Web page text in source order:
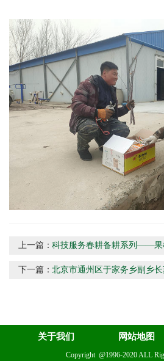
上一篇：科技服务春耕备耕系列——果
下一篇：北京市通州区于家务乡副乡
关于我们 网站地图
Copyright @1996-2020 ALL